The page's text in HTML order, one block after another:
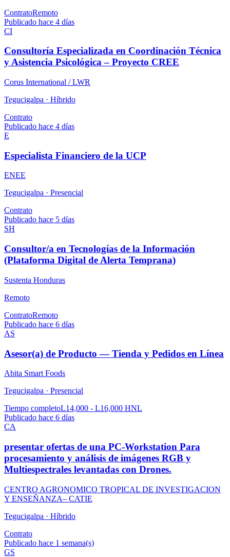
ContratoRemoto
Publicado hace 4 días
CI
Consultoría Especializada en Coordinación Técnica
y Asistencia Psicológica – Proyecto CREE
Corus International / LWR
Tegucigalpa · Híbrido
Contrato
Publicado hace 4 días
E
Especialista Financiero de la UCP
ENEE
Tegucigalpa · Presencial
Contrato
Publicado hace 5 días
SH
Consultor/a en Tecnologías de la Información
(Plataforma Digital de Alerta Temprana)
Sustenta Honduras
Remoto
ContratoRemoto
Publicado hace 6 días
AS
Asesor(a) de Producto — Tienda y Pedidos en Línea
Abita Smart Foods
Tegucigalpa · Presencial
Tiempo completoL14,000 - L16,000 HNL
Publicado hace 6 días
CA
presentar ofertas de una PC-Workstation Para
procesamiento y análisis de imágenes RGB y
Multiespectrales levantadas con Drones.
CENTRO AGRONOMICO TROPICAL DE INVESTIGACION
Y ENSEÑANZA– CATIE
Tegucigalpa · Híbrido
Contrato
Publicado hace 1 semana(s)
GS